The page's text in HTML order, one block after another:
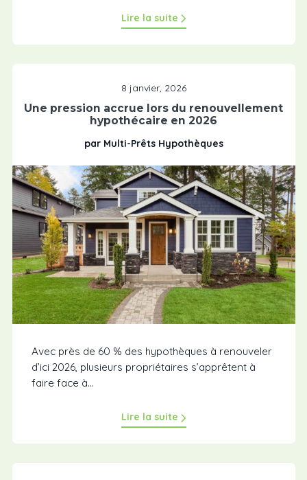
Lire la suite
8 janvier, 2026
Une pression accrue lors du renouvellement
hypothécaire en 2026
par Multi-Prêts Hypothèques
Avec près de 60 % des hypothèques à renouveler
d’ici 2026, plusieurs propriétaires s’apprêtent à
faire face à...
Lire la suite